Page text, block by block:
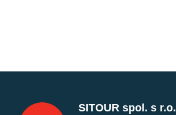
SITOUR spol. s r.o.